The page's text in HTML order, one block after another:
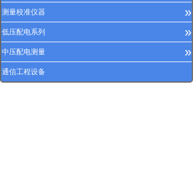
测量校准仪器 »
低压配电系列 »
中压配电测量 »
通信工程设备